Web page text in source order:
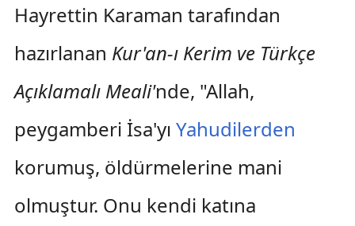
Hayrettin Karaman tarafından
hazırlanan Kur'an-ı Kerim ve Türkçe
Açıklamalı Meali'nde, "Allah,
peygamberi İsa'yı Yahudilerden
korumuş, öldürmelerine mani
olmuştur. Onu kendi katına